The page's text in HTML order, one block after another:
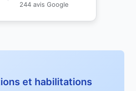
244 avis Google
et habilitations